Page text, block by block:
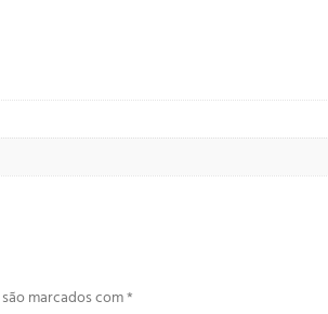
marcados com*